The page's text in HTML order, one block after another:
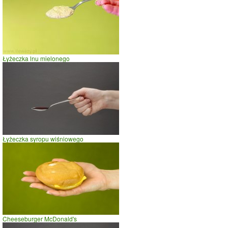
Łyżeczka lnu mielonego
Łyżeczka syropu wiśniowego
Cheeseburger McDonald's